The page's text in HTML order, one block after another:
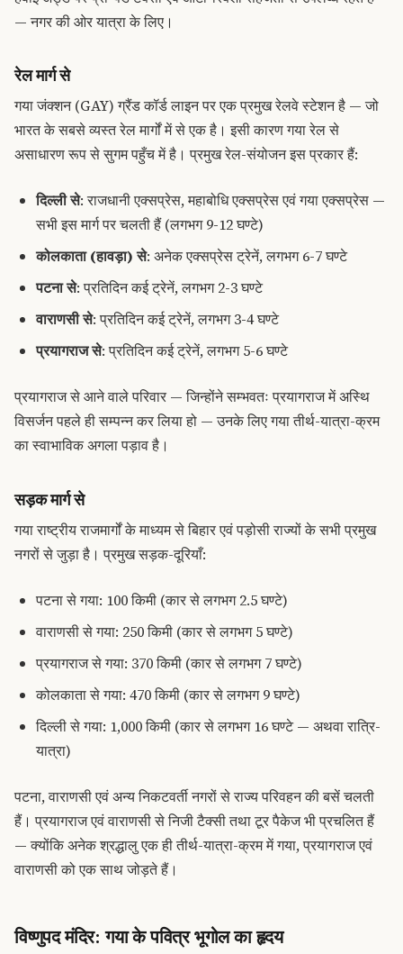
— नगर की ओर यात्रा के लिए।
रेल मार्ग से
गया जंक्शन (GAY) ग्रैंड कॉर्ड लाइन पर एक प्रमुख रेलवे स्टेशन है — जो
भारत के सबसे व्यस्त रेल मार्गों में से एक है। इसी कारण गया रेल से
असाधारण रूप से सुगम पहुँच में है। प्रमुख रेल-संयोजन इस प्रकार हैं:
दिल्ली से: राजधानी एक्सप्रेस, महाबोधि एक्सप्रेस एवं गया एक्सप्रेस —
सभी इस मार्ग पर चलती हैं (लगभग 9-12 घण्टे)
कोलकाता (हावड़ा) से: अनेक एक्सप्रेस ट्रेनें, लगभग 6-7 घण्टे
पटना से: प्रतिदिन कई ट्रेनें, लगभग 2-3 घण्टे
वाराणसी से: प्रतिदिन कई ट्रेनें, लगभग 3-4 घण्टे
प्रयागराज से: प्रतिदिन कई ट्रेनें, लगभग 5-6 घण्टे
प्रयागराज से आने वाले परिवार — जिन्होंने सम्भवतः प्रयागराज में अस्थि
विसर्जन पहले ही सम्पन्न कर लिया हो — उनके लिए गया तीर्थ-यात्रा-क्रम
का स्वाभाविक अगला पड़ाव है।
सड़क मार्ग से
गया राष्ट्रीय राजमार्गों के माध्यम से बिहार एवं पड़ोसी राज्यों के सभी प्रमुख
नगरों से जुड़ा है। प्रमुख सड़क-दूरियाँ:
पटना से गया: 100 किमी (कार से लगभग 2.5 घण्टे)
वाराणसी से गया: 250 किमी (कार से लगभग 5 घण्टे)
प्रयागराज से गया: 370 किमी (कार से लगभग 7 घण्टे)
कोलकाता से गया: 470 किमी (कार से लगभग 9 घण्टे)
दिल्ली से गया: 1,000 किमी (कार से लगभग 16 घण्टे — अथवा रात्रि-
यात्रा)
पटना, वाराणसी एवं अन्य निकटवर्ती नगरों से राज्य परिवहन की बसें चलती
हैं। प्रयागराज एवं वाराणसी से निजी टैक्सी तथा टूर पैकेज भी प्रचलित हैं
— क्योंकि अनेक श्रद्धालु एक ही तीर्थ-यात्रा-क्रम में गया, प्रयागराज एवं
वाराणसी को एक साथ जोड़ते हैं।
विष्णुपद मंदिर: गया के पवित्र भूगोल का हृदय